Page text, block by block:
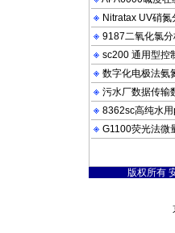
Nitratax UV硝氮
9187二氧化氯分
sc200 通用型控
数字化电极法氨
污水厂数据传输
8362sc高纯水
G1100荧光法微
版权所有